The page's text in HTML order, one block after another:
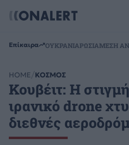
Επίκαιρα ΟΥΚΡΑΝΙΑΡΩΣΙΑΜΕΣΗ
HOME ΚΟΣΜΟΣ
Κουβέιτ: Η
ιρανικό drone
διεθνές